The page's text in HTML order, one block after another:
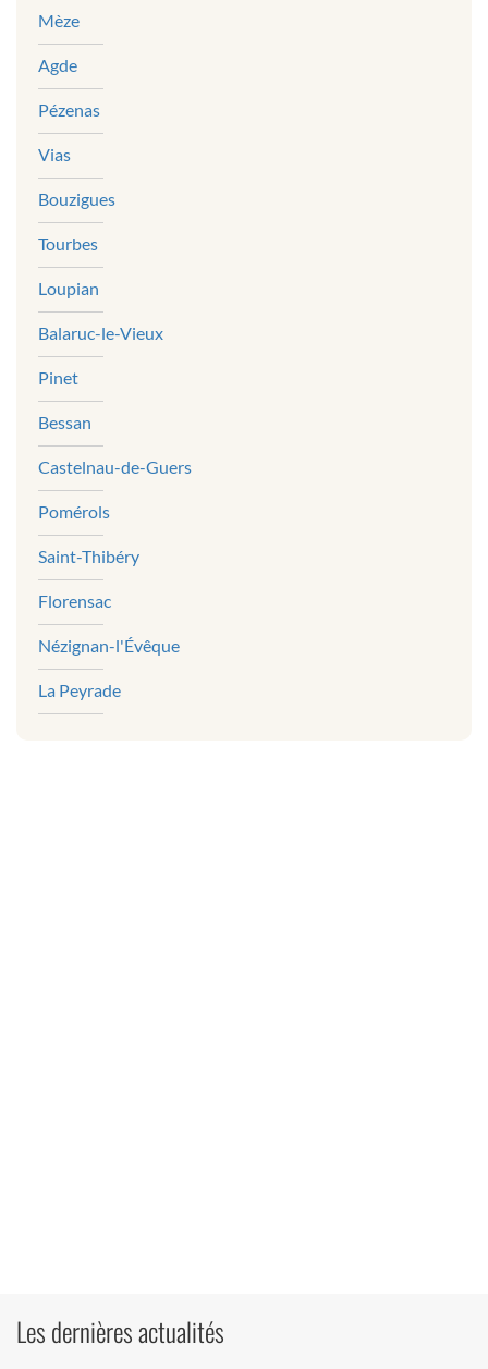
Mèze
Agde
Pézenas
Vias
Bouzigues
Tourbes
Loupian
Balaruc-le-Vieux
Pinet
Bessan
Castelnau-de-Guers
Pomérols
Saint-Thibéry
Florensac
Nézignan-l'Évêque
La Peyrade
Les dernières actualités